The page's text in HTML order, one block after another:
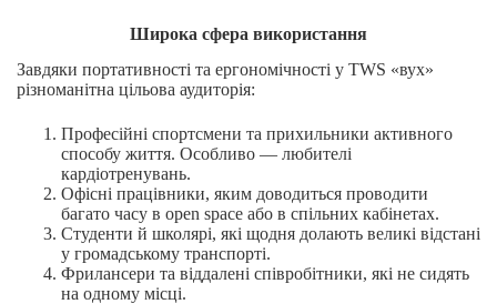
Широка сфера використання
Завдяки портативності та ергономічності у TWS «вух»
різноманітна цільова аудиторія:
Професійні спортсмени та прихильники активного
способу життя. Особливо — любителі
кардіотренувань.
Офісні працівники, яким доводиться проводити
багато часу в open space або в спільних кабінетах.
Студенти й школярі, які щодня долають великі відстані
у громадському транспорті.
Фрилансери та віддалені співробітники, які не сидять
на одному місці.